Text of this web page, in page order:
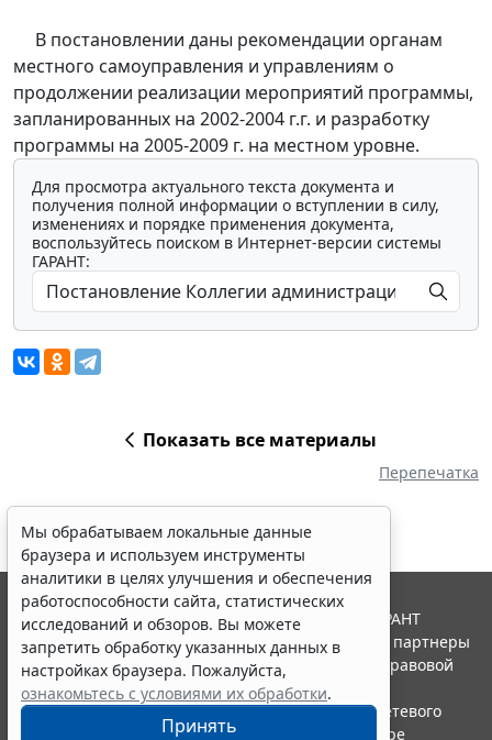
В постановлении даны рекомендации органам
местного самоуправления и управлениям о
продолжении реализации мероприятий программы,
запланированных на 2002-2004 г.г. и разработку
программы на 2005-2009 г. на местном уровне.
Для просмотра актуального текста документа и
получения полной информации о вступлении в силу,
изменениях и порядке применения документа,
воспользуйтесь поиском в Интернет-версии системы
ГАРАНТ:
Показать все материалы
Перепечатка
Мы обрабатываем локальные данные
браузера и используем инструменты
аналитики в целях улучшения и обеспечения
работоспособности сайта, статистических
исследований и обзоров. Вы можете
запретить обработку указанных данных в
настройках браузера. Пожалуйста,
ознакомьтесь с условиями их обработки.
Принять
© ООО "НПП "ГАРАНТ-СЕРВИС", 2026. Система ГАРАНТ
выпускается с 1990 года. Компания "Гарант" и ее партнеры
являются участниками Российской ассоциации правовой
информации ГАРАНТ.
Портал ГАРАНТ.РУ зарегистрирован в качестве сетевого
издания Федеральной службой по надзору в сфере